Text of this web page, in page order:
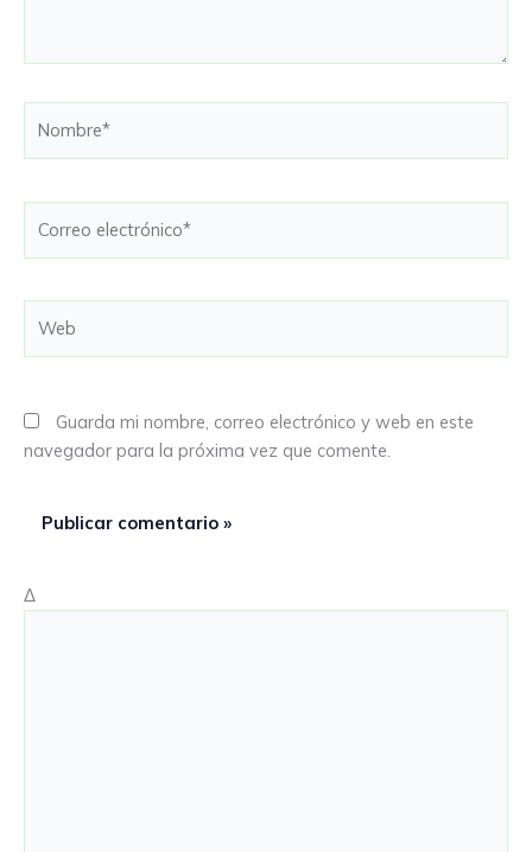
electrónico*
Guarda mi nombre, correo electrónico y web en este
navegador para la próxima vez que comente.
Δ